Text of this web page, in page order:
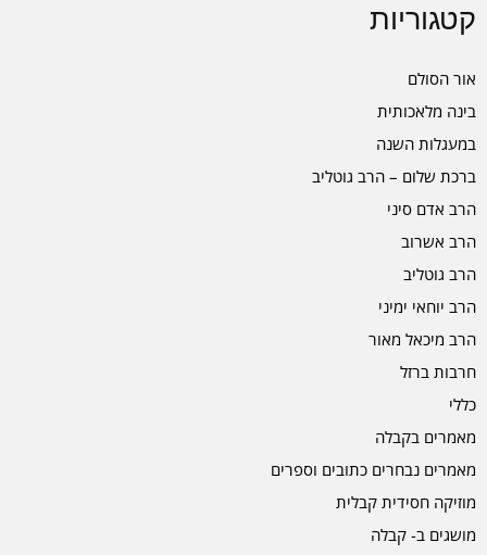
קטגוריות
אור הסולם
בינה מלאכותית
במעגלות השנה
ברכת שלום – הרב גוטליב
הרב אדם סיני
הרב אשרוב
הרב גוטליב
הרב יוחאי ימיני
הרב מיכאל מאור
חרבות ברזל
כללי
מאמרים בקבלה
מאמרים נבחרים כתובים וספרים
מוזיקה חסידית קבלית
מושגים ב- קבלה